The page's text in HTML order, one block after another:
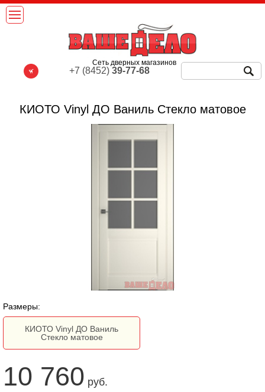
КИОТО Vinyl ДО Ваниль Стекло матовое
Размеры:
КИОТО Vinyl ДО Ваниль
Стекло матовое
10 760 руб.
Сеть дверных магазинов
+7 (8452)39-77-68